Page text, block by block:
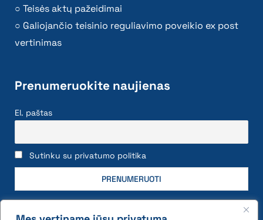
Teisės aktų pažeidimai
Galiojančio teisinio reguliavimo poveikio ex post
vertinimas
Prenumeruokite naujienas
El. paštas
Sutinku su privatumo politika